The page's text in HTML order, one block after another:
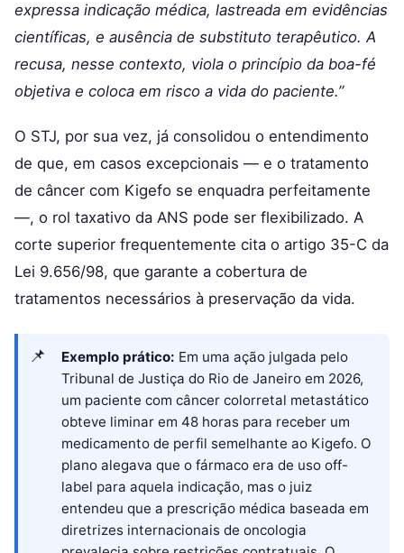
expressa indicação médica, lastreada em evidências
científicas, e ausência de substituto terapêutico. A
recusa, nesse contexto, viola o princípio da boa-fé
objetiva e coloca em risco a vida do paciente.”
O STJ, por sua vez, já consolidou o entendimento
de que, em casos excepcionais — e o tratamento
de câncer com Kigefo se enquadra perfeitamente
—, o rol taxativo da ANS pode ser flexibilizado. A
corte superior frequentemente cita o artigo 35-C da
Lei 9.656/98, que garante a cobertura de
tratamentos necessários à preservação da vida.
Exemplo prático: Em uma ação julgada pelo
Tribunal de Justiça do Rio de Janeiro em 2026,
um paciente com câncer colorretal metastático
obteve liminar em 48 horas para receber um
medicamento de perfil semelhante ao Kigefo. O
plano alegava que o fármaco era de uso off-
label para aquela indicação, mas o juiz
entendeu que a prescrição médica baseada em
diretrizes internacionais de oncologia